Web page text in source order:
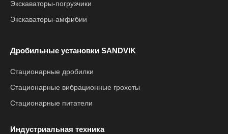
Экскаваторы-погрузчики
Экскаваторы-амфибии
Дробильные установки SANDVIK
Стационарные дробилки
Стационарные вибрационные грохоты
Стационарные питатели
Индустриальная техника